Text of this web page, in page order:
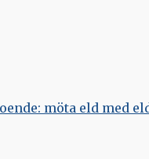
möta eld med